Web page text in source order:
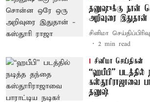
தனுஷுக்கு நான்
அறிவுரை
சினிமா செய்திப்பிரிவு
2 min read
சினிமா செய்திகள்
“ஹபீபி” படத்தில்
கஸ்தூரிராஜாவை
தனுஷ்